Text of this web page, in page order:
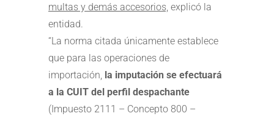
multas y demás accesorios, explicó la
entidad.
“La norma citada únicamente establece
que para las operaciones de
importación, la imputación se efectuará
a la CUIT del perfil despachante
(Impuesto 2111 – Concepto 800 –